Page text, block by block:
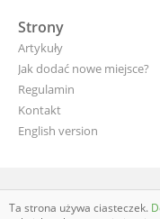
Strony
Artykuły
Jak dodać nowe miejsce?
Regulamin
Kontakt
English version
Ta strona używa ciasteczek.